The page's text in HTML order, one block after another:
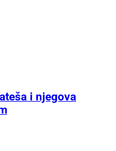
i njegova